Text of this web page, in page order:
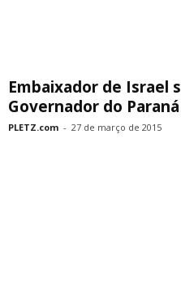
Embaixador de Israel
Governador do Paraná
PLETZ.com - 27 de março de 2015